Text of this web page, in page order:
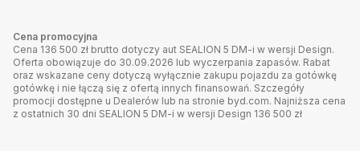
Cena promocyjna
Cena 136 500 zł brutto dotyczy aut SEALION 5 DM-i w wersji Design.
Oferta obowiązuje do 30.09.2026 lub wyczerpania zapasów. Rabat
oraz wskazane ceny dotyczą wyłącznie zakupu pojazdu za gotówkę
gotówkę i nie łączą się z ofertą innych finansowań. Szczegóły
promocji dostępne u Dealerów lub na stronie byd.com. Najniższa cena
z ostatnich 30 dni SEALION 5 DM-i w wersji Design 136 500 zł